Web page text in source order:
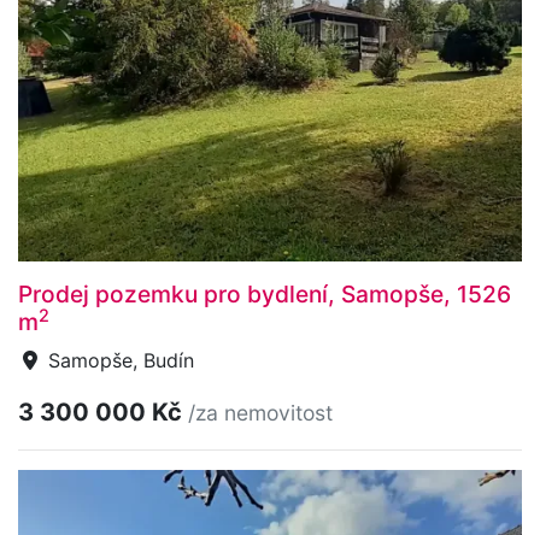
Prodej pozemku pro bydlení, Samopše, 1526
m2
Samopše, Budín
3 300 000 Kč /za nemovitost